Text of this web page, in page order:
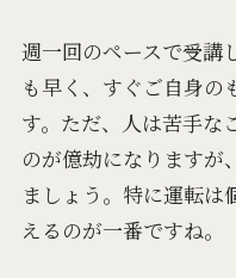
週一回のペースで受講
も早く、すぐご自身の
す。ただ、人は苦手な
のが億劫になりますが
ましょう。特に運転は
えるのが一番ですね。